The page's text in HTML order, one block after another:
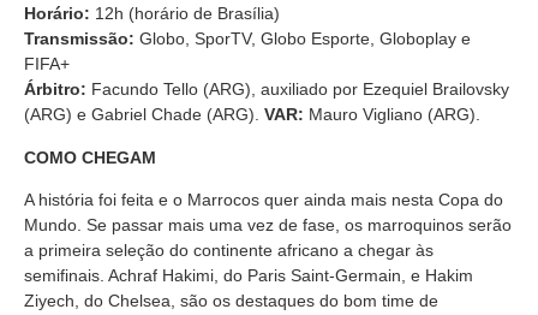
Horário: 12h (horário de Brasília)
Transmissão: Globo, SporTV, Globo Esporte, Globoplay e
FIFA+
Árbitro: Facundo Tello (ARG), auxiliado por Ezequiel Brailovsky
(ARG) e Gabriel Chade (ARG). VAR: Mauro Vigliano (ARG).
COMO CHEGAM
A história foi feita e o Marrocos quer ainda mais nesta Copa do
Mundo. Se passar mais uma vez de fase, os marroquinos serão
a primeira seleção do continente africano a chegar às
semifinais. Achraf Hakimi, do Paris Saint-Germain, e Hakim
Ziyech, do Chelsea, são os destaques do bom time de